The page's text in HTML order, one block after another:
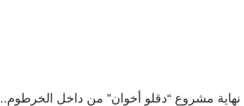
نهاية مشروع “دقلو أخوان” من داخل الخرطوم..